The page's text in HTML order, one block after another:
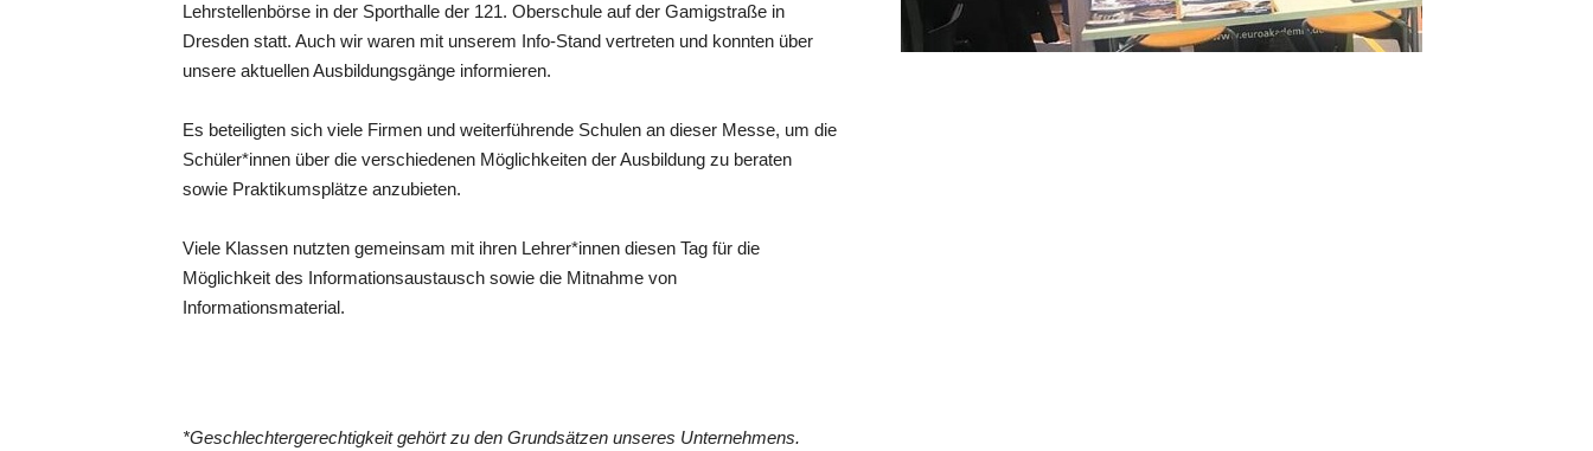
Lehrstellenbörse in der Sporthalle der 121. Oberschule auf der Gamigstraße in
Dresden statt. Auch wir waren mit unserem Info-Stand vertreten und konnten über
unsere aktuellen Ausbildungsgänge informieren.
Es beteiligten sich viele Firmen und weiterführende Schulen an dieser Messe, um die
Schüler*innen über die verschiedenen Möglichkeiten der Ausbildung zu beraten
sowie Praktikumsplätze anzubieten.
Viele Klassen nutzten gemeinsam mit ihren Lehrer*innen diesen Tag für die
Möglichkeit des Informationsaustausch sowie die Mitnahme von
Informationsmaterial.
*Geschlechtergerechtigkeit gehört zu den Grundsätzen unseres Unternehmens.